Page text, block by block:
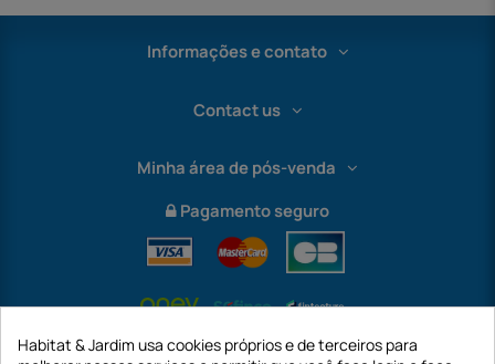
Informações e contato
Contact us
Minha área de pós-venda
Pagamento seguro
Habitat & Jardim usa cookies próprios e de terceiros para